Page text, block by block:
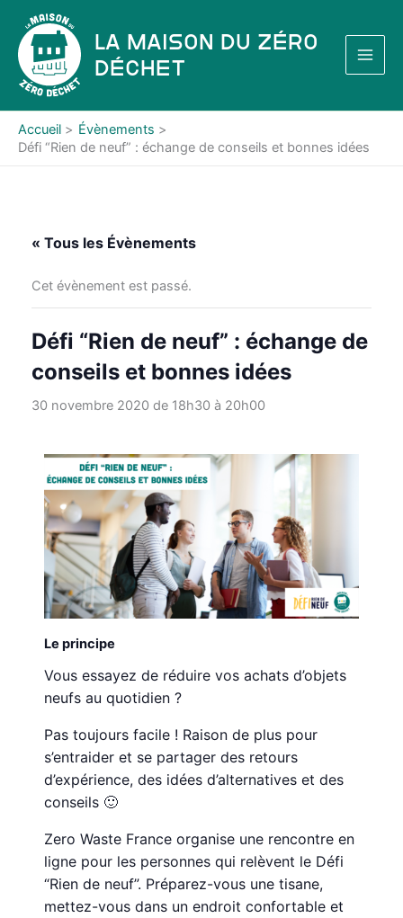
contenu
La Maison du Zéro
Déchet
Accueil
Évènements
Défi “Rien de neuf” : échange de conseils et bonnes idées
« Tous les Évènements
Cet évènement est passé.
Défi “Rien de neuf” : échange de
conseils et bonnes idées
30 novembre 2020 de 18h30à 20h00
Le principe
Vous essayez de réduire vos achats d’objets
neufs au quotidien ?
Pas toujours facile ! Raison de plus pour
s’entraider et se partager des retours
d’expérience, des idées d’alternatives et des
conseils 🙂
Zero Waste France organise une rencontre en
ligne pour les personnes qui relèvent le Défi
“Rien de neuf”. Préparez-vous une tisane,
mettez-vous dans un endroit confortable et